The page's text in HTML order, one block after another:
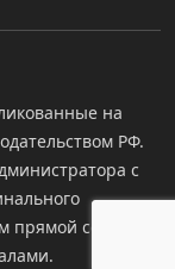
на
РФ.
с
ссылки